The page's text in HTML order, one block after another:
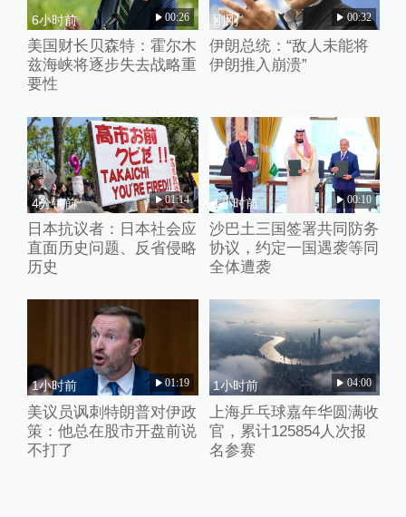
6小时前 00:26
美国财长贝森特：霍尔木
兹海峡将逐步失去战略重
要性
刚刚 00:32
伊朗总统：“敌人未能将
伊朗推入崩溃”
4分钟前 01:14
日本抗议者：日本社会应
直面历史问题、反省侵略
历史
1小时前 00:10
沙巴土三国签署共同防务
协议，约定一国遇袭等同
全体遭袭
1小时前 01:19
美议员讽刺特朗普对伊政
策：他总在股市开盘前说
不打了
1小时前 04:00
上海乒乓球嘉年华圆满收
官，累计125854人次报
名参赛